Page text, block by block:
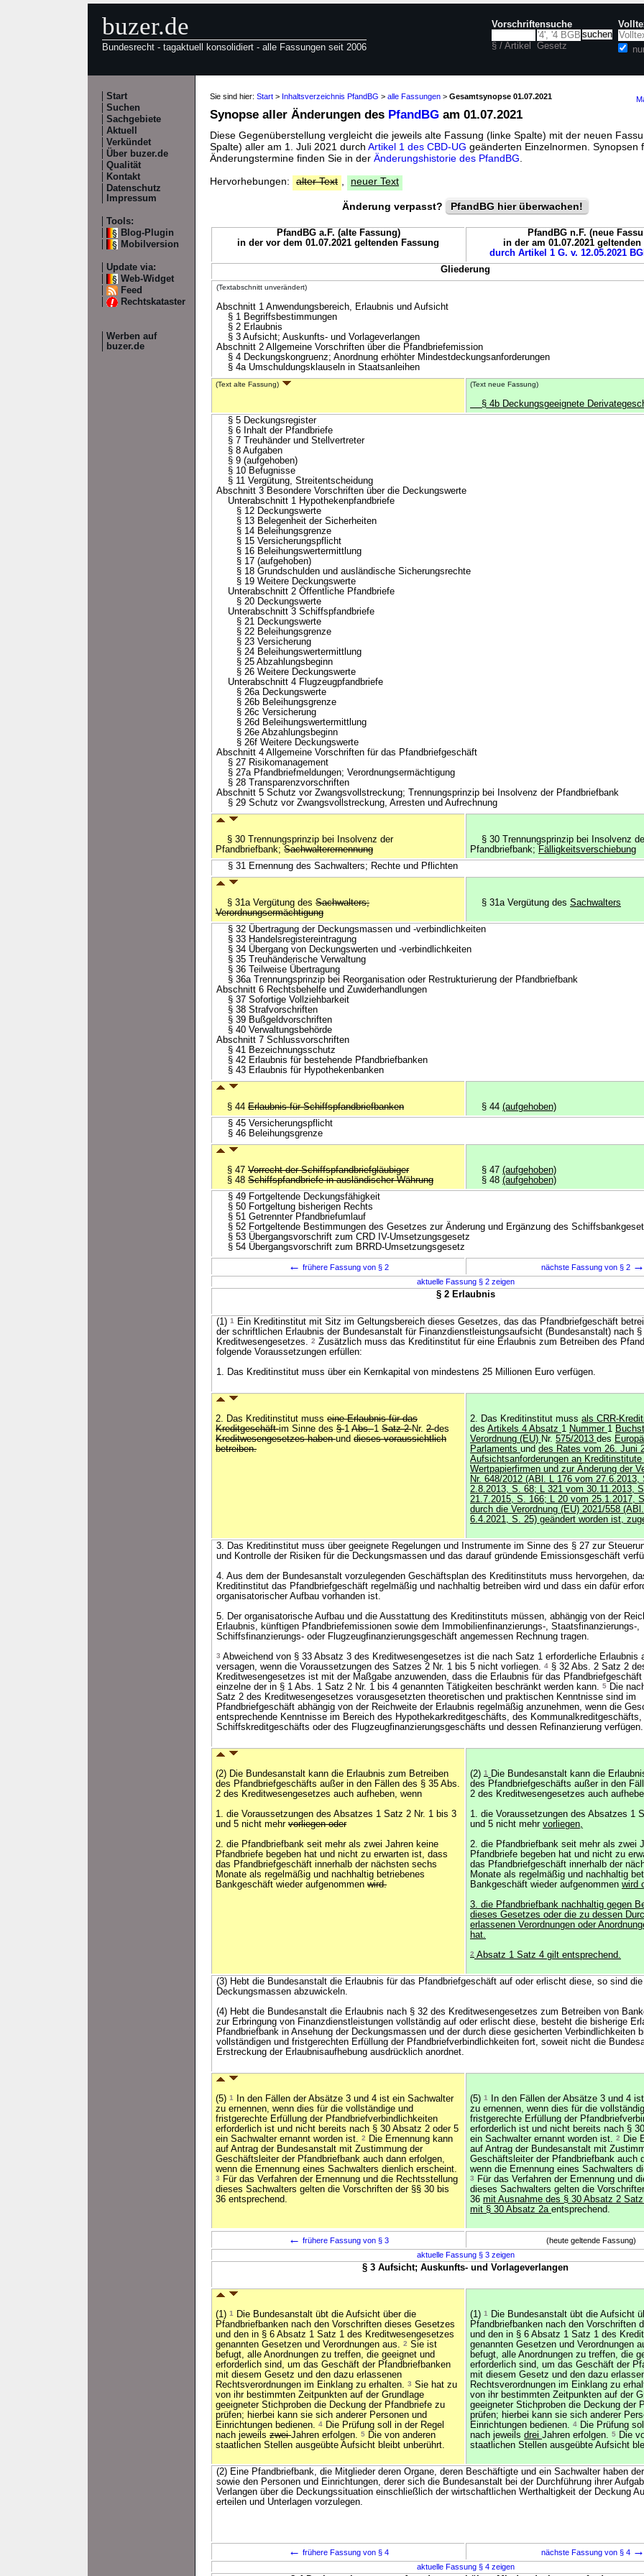
buzer.de
Bundesrecht - tagaktuell konsolidiert - alle Fassungen seit 2006
Vorschriftensuche
§ / Artikel Gesetz
Start
Suchen
Sachgebiete
Aktuell
Verkündet
Über buzer.de
Qualität
Kontakt
Datenschutz
Impressum
Tools:
Blog-Plugin
Mobilversion
Update via:
Web-Widget
Feed
Rechtskataster
Werben auf
buzer.de
Sie sind hier: Start > Inhaltsverzeichnis PfandBG > alle Fassungen > Gesamtsynopse 01.07.2021
Synopse aller Änderungen des PfandBG am 01.07.2021
Diese Gegenüberstellung vergleicht die jeweils alte Fassung (linke Spalte) mit der neuen
Spalte) aller am 1. Juli 2021 durch Artikel 1 des CBD-UG geänderten Einzelnormen. Synopsen
Änderungstermine finden Sie in der Änderungshistorie des PfandBG
Hervorhebungen:
alter Text neuer Text
Änderung verpasst? PfandBG hier überwachen!
PfandBG a.F. (alte Fassung)
in der vor dem 01.07.2021 geltenden Fassung
PfandBG n.F. (neue
in der am 01.07.2021
durch Artikel 1 G. v. 12.05.2021
Gliederung
(Textabschnitt unverändert)
Abschnitt 1 Anwendungsbereich, Erlaubnis und Aufsicht
§ 1 Begriffsbestimmungen
§ 2 Erlaubnis
§ 3 Aufsicht; Auskunfts- und Vorlageverlangen
Abschnitt 2 Allgemeine Vorschriften über die Pfandbriefemission
§ 4 Deckungskongruenz; Anordnung erhöhter Mindestdeckungsanforderungen
§ 4a Umschuldungsklauseln in Staatsanleihen
(Text alte Fassung) (Text neue Fassung)
§ 4b Deckungsgeeignete
§ 5 Deckungsregister
§ 6 Inhalt der Pfandbriefe
§ 7 Treuhänder und Stellvertreter
§ 8 Aufgaben
§ 9 (aufgehoben)
§ 10 Befugnisse
§ 11 Vergütung, Streitentscheidung
Abschnitt 3 Besondere Vorschriften über die Deckungswerte
Unterabschnitt 1 Hypothekenpfandbriefe
§ 12 Deckungswerte
§ 13 Belegenheit der Sicherheiten
§ 14 Beleihungsgrenze
§ 15 Versicherungspflicht
§ 16 Beleihungswertermittlung
§ 17 (aufgehoben)
§ 18 Grundschulden und ausländische Sicherungsrechte
§ 19 Weitere Deckungswerte
Unterabschnitt 2 Öffentliche Pfandbriefe
§ 20 Deckungswerte
Unterabschnitt 3 Schiffspfandbriefe
§ 21 Deckungswerte
§ 22 Beleihungsgrenze
§ 23 Versicherung
§ 24 Beleihungswertermittlung
§ 25 Abzahlungsbeginn
§ 26 Weitere Deckungswerte
Unterabschnitt 4 Flugzeugpfandbriefe
§ 26a Deckungswerte
§ 26b Beleihungsgrenze
§ 26c Versicherung
§ 26d Beleihungswertermittlung
§ 26e Abzahlungsbeginn
§ 26f Weitere Deckungswerte
Abschnitt 4 Allgemeine Vorschriften für das Pfandbriefgeschäft
§ 27 Risikomanagement
§ 27a Pfandbriefmeldungen; Verordnungsermächtigung
§ 28 Transparenzvorschriften
Abschnitt 5 Schutz vor Zwangsvollstreckung; Trennungsprinzip bei Insolvenz der Pfandbriefbank
§ 29 Schutz vor Zwangsvollstreckung, Arresten und Aufrechnung
§ 30 Trennungsprinzip bei Insolvenz der
Pfandbriefbank; Sachwalterernennung
§ 30 Trennungsprinzip bei Insolvenz
Pfandbriefbank; Fälligkeitsverschiebung
§ 31 Ernennung des Sachwalters; Rechte und Pflichten
§ 31a Vergütung des Sachwalters;
Verordnungsermächtigung
§ 31a Vergütung des Sachwalters
§ 32 Übertragung der Deckungsmassen und -verbindlichkeiten
§ 33 Handelsregistereintragung
§ 34 Übergang von Deckungswerten und -verbindlichkeiten
§ 35 Treuhänderische Verwaltung
§ 36 Teilweise Übertragung
§ 36a Trennungsprinzip bei Reorganisation oder Restrukturierung der Pfandbriefbank
Abschnitt 6 Rechtsbehelfe und Zuwiderhandlungen
§ 37 Sofortige Vollziehbarkeit
§ 38 Strafvorschriften
§ 39 Bußgeldvorschriften
§ 40 Verwaltungsbehörde
Abschnitt 7 Schlussvorschriften
§ 41 Bezeichnungsschutz
§ 42 Erlaubnis für bestehende Pfandbriefbanken
§ 43 Erlaubnis für Hypothekenbanken
§ 44 Erlaubnis für Schiffspfandbriefbanken § 44 (aufgehoben)
§ 45 Versicherungspflicht
§ 46 Beleihungsgrenze
§ 47 Vorrecht der Schiffspfandbriefgläubiger
§ 48 Schiffspfandbriefe in ausländischer Währung
§ 47 (aufgehoben)
§ 48 (aufgehoben)
§ 49 Fortgeltende Deckungsfähigkeit
§ 50 Fortgeltung bisherigen Rechts
§ 51 Getrennter Pfandbriefumlauf
§ 52 Fortgeltende Bestimmungen des Gesetzes zur Änderung und Ergänzung des
§ 53 Übergangsvorschrift zum CRD IV-Umsetzungsgesetz
§ 54 Übergangsvorschrift zum BRRD-Umsetzungsgesetz
← frühere Fassung von § 2 nächste Fassung von § 2 →
aktuelle Fassung § 2 zeigen
§ 2 Erlaubnis
(1) 1
Ein Kreditinstitut mit Sitz im Geltungsbereich dieses Gesetzes, das das Pfandbriefgeschäft
der schriftlichen Erlaubnis der Bundesanstalt für Finanzdienstleistungsaufsicht (Bundesanstalt) nach §
Kreditwesengesetzes. 2 Zusätzlich muss das Kreditinstitut für eine Erlaubnis zum Betreiben des
folgende Voraussetzungen erfüllen:
1. Das Kreditinstitut muss über ein Kernkapital von mindestens 25 Millionen Euro verfügen.
2. Das Kreditinstitut muss eine Erlaubnis für das
Kreditgeschäftim Sinne des §1 Abs.1 Satz 2Nr. 2des
Kreditwesengesetzes habenund dieses voraussichtlich
betreiben.
2. Das Kreditinstitut muss als CRR-
des Artikels 4 Absatz 1 Nummer 1
Verordnung (EU) Nr. 575/2013 des
Parlaments und des Rates vom 26. Juni
Aufsichtsanforderungen an Kreditinstitute
Wertpapierfirmen und zur Änderung der
Nr. 648/2012 (ABl. L 176 vom
2.8.2013, S. 68; L 321 vom 30.11.2013,
21.7.2015, S. 166; L 20 vom 25.1.2017,
durch die Verordnung (EU) 2021/558
6.4.2021, S. 25) geändert worden ist,
3. Das Kreditinstitut muss über geeignete Regelungen und Instrumente im Sinne des § 27 zur
und Kontrolle der Risiken für die Deckungsmassen und das darauf gründende Emissionsgeschäft
4. Aus dem der Bundesanstalt vorzulegenden Geschäftsplan des Kreditinstituts muss hervorgehen,
Kreditinstitut das Pfandbriefgeschäft regelmäßig und nachhaltig betreiben wird und dass ein dafür
organisatorischer Aufbau vorhanden ist.
5. Der organisatorische Aufbau und die Ausstattung des Kreditinstituts müssen, abhängig von der
Erlaubnis, künftigen Pfandbriefemissionen sowie dem Immobilienfinanzierungs-, Staatsfinanzierungs-,
Schiffsfinanzierungs- oder Flugzeugfinanzierungsgeschäft angemessen Rechnung tragen.
3 Abweichend von § 33 Absatz 3 des Kreditwesengesetzes ist die nach Satz 1 erforderliche Erlaubnis
versagen, wenn die Voraussetzungen des Satzes 2 Nr. 1 bis 5 nicht vorliegen. 4 § 32 Abs. 2 Satz 2
Kreditwesengesetzes ist mit der Maßgabe anzuwenden, dass die Erlaubnis für das
einzelne der in § 1 Abs. 1 Satz 2 Nr. 1 bis 4 genannten Tätigkeiten beschränkt werden kann. 5 Die
Satz 2 des Kreditwesengesetzes vorausgesetzten theoretischen und praktischen Kenntnisse sind im
Pfandbriefgeschäft abhängig von der Reichweite der Erlaubnis regelmäßig anzunehmen, wenn die
entsprechende Kenntnisse im Bereich des Hypothekarkreditgeschäfts, des Kommunalkreditgeschäfts,
Schiffskreditgeschäfts oder des Flugzeugfinanzierungsgeschäfts und dessen Refinanzierung verfügen.
(2) Die Bundesanstalt kann die Erlaubnis zum Betreiben
des Pfandbriefgeschäfts außer in den Fällen des § 35 Abs.
2 des Kreditwesengesetzes auch aufheben, wenn
1. die Voraussetzungen des Absatzes 1 Satz 2 Nr. 1 bis 3
und 5 nicht mehr vorliegen oder
2. die Pfandbriefbank seit mehr als zwei Jahren keine
Pfandbriefe begeben hat und nicht zu erwarten ist, dass
das Pfandbriefgeschäft innerhalb der nächsten sechs
Monate als regelmäßig und nachhaltig betriebenes
Bankgeschäft wieder aufgenommen wird.
(2) 1
Die Bundesanstalt kann die
des Pfandbriefgeschäfts außer in den
2 des Kreditwesengesetzes auch
1. die Voraussetzungen des Absatzes 1
und 5 nicht mehr vorliegen,
2. die Pfandbriefbank seit mehr als zwei
Pfandbriefe begeben hat und nicht zu
das Pfandbriefgeschäft innerhalb der
Monate als regelmäßig und nachhaltig
Bankgeschäft wieder aufgenommen wird
3. die Pfandbriefbank nachhaltig gegen
dieses Gesetzes oder die zu dessen
erlassenen Verordnungen oder
hat.
2 Absatz 1 Satz 4 gilt entsprechend.
(3) Hebt die Bundesanstalt die Erlaubnis für das Pfandbriefgeschäft auf oder erlischt diese, so sind die
Deckungsmassen abzuwickeln.
(4) Hebt die Bundesanstalt die Erlaubnis nach § 32 des Kreditwesengesetzes zum Betreiben von
zur Erbringung von Finanzdienstleistungen vollständig auf oder erlischt diese, besteht die bisherige
Pfandbriefbank in Ansehung der Deckungsmassen und der durch diese gesicherten Verbindlichkeiten
vollständigen und fristgerechten Erfüllung der Pfandbriefverbindlichkeiten fort, soweit nicht die
Erstreckung der Erlaubnisaufhebung ausdrücklich anordnet.
(5) 1
In den Fällen der Absätze 3 und 4 ist ein Sachwalter
zu ernennen, wenn dies für die vollständige und
fristgerechte Erfüllung der Pfandbriefverbindlichkeiten
erforderlich ist und nicht bereits nach § 30 Absatz 2 oder 5
ein Sachwalter ernannt worden ist. 2
Die Ernennung kann
auf Antrag der Bundesanstalt mit Zustimmung der
Geschäftsleiter der Pfandbriefbank auch dann erfolgen,
wenn die Ernennung eines Sachwalters dienlich erscheint.
3
Für das Verfahren der Ernennung und die Rechtsstellung
dieses Sachwalters gelten die Vorschriften der §§ 30 bis
36 entsprechend.
(5) 1
In den Fällen der Absätze 3 und 4
zu ernennen, wenn dies für die
fristgerechte Erfüllung der
erforderlich ist und nicht bereits nach §
ein Sachwalter ernannt worden ist. 2
Die
auf Antrag der Bundesanstalt mit
Geschäftsleiter der Pfandbriefbank auch
wenn die Ernennung eines Sachwalters
3
Für das Verfahren der Ernennung und
dieses Sachwalters gelten die
36 mit Ausnahme des § 30 Absatz 2
mit § 30 Absatz 2a entsprechend.
← frühere Fassung von § 3
(heute geltende Fassung)
aktuelle Fassung § 3 zeigen
§ 3 Aufsicht; Auskunfts- und Vorlageverlangen
(1) 1
Die Bundesanstalt übt die Aufsicht über die
Pfandbriefbanken nach den Vorschriften dieses Gesetzes
und den in § 6 Absatz 1 Satz 1 des Kreditwesengesetzes
genannten Gesetzen und Verordnungen aus. 2 Sie ist
befugt, alle Anordnungen zu treffen, die geeignet und
erforderlich sind, um das Geschäft der Pfandbriefbanken
mit diesem Gesetz und den dazu erlassenen
Rechtsverordnungen im Einklang zu erhalten. 3 Sie hat zu
von ihr bestimmten Zeitpunkten auf der Grundlage
geeigneter Stichproben die Deckung der Pfandbriefe zu
prüfen; hierbei kann sie sich anderer Personen und
Einrichtungen bedienen. 4 Die Prüfung soll in der Regel
nach jeweils zweiJahren erfolgen. 5 Die von anderen
staatlichen Stellen ausgeübte Aufsicht bleibt unberührt.
(1) 1
Die Bundesanstalt übt die Aufsicht
Pfandbriefbanken nach den Vorschriften
und den in § 6 Absatz 1 Satz 1 des
genannten Gesetzen und Verordnungen
befugt, alle Anordnungen zu treffen, die
erforderlich sind, um das Geschäft der
mit diesem Gesetz und den dazu
Rechtsverordnungen im Einklang zu
von ihr bestimmten Zeitpunkten auf der
geeigneter Stichproben die Deckung der
prüfen; hierbei kann sie sich anderer
Einrichtungen bedienen. 4 Die Prüfung
nach jeweils drei Jahren erfolgen. 5 Die
staatlichen Stellen ausgeübte Aufsicht
(2) Eine Pfandbriefbank, die Mitglieder deren Organe, deren Beschäftigte und ein Sachwalter haben
sowie den Personen und Einrichtungen, derer sich die Bundesanstalt bei der Durchführung ihrer
Verlangen über die Deckungssituation einschließlich der wirtschaftlichen Werthaltigkeit der Deckung
erteilen und Unterlagen vorzulegen.
← frühere Fassung von § 4 nächste Fassung von § 4 →
aktuelle Fassung § 4 zeigen